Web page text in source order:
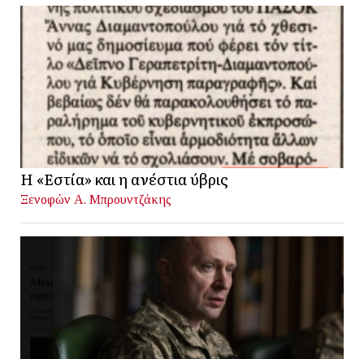
Η «Εστία» και η ανέστια ύβρις
Ξενοφών Α. Μπρουντζάκης